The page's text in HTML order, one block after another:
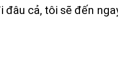
đâu cả, tôi sẽ đến